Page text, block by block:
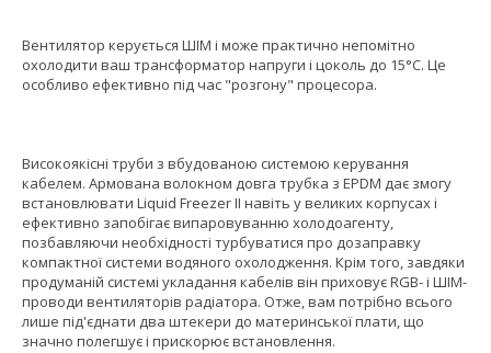
Вентилятор керується ШІМ і може практично непомітно
охолодити ваш трансформатор напруги і цоколь до 15°C. Це
особливо ефективно під час "розгону" процесора.
Високоякісні труби з вбудованою системою керування
кабелем. Армована волокном довга трубка з EPDM дає змогу
встановлювати Liquid Freezer II навіть у великих корпусах і
ефективно запобігає випаровуванню холодоагенту,
позбавляючи необхідності турбуватися про дозаправку
компактної системи водяного охолодження. Крім того, завдяки
продуманій системі укладання кабелів він приховує RGB- і ШІМ-
проводи вентиляторів радіатора. Отже, вам потрібно всього
лише під'єднати два штекери до материнської плати, що
значно полегшує і прискорює встановлення.